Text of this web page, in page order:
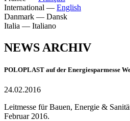
International — English
Danmark — Dansk
Italia — Italiano
NEWS ARCHIV
POLOPLAST auf der Energiesparmesse
24.02.2016
Leitmesse für Bauen, Energie &
Februar 2016.